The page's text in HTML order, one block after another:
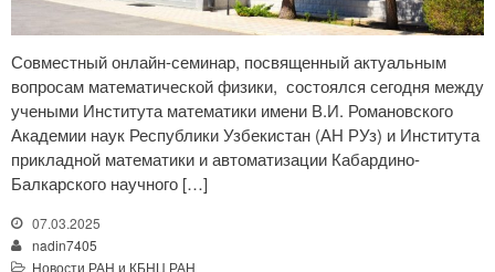
Совместный онлайн-семинар, посвященный актуальным
вопросам математической физики, состоялся сегодня между
учеными Института математики имени В.И. Романовского
Академии наук Республики Узбекистан (АН РУз) и Института
прикладной математики и автоматизации Кабардино-
Балкарского научного […]
07.03.2025
nadin7405
Новости РАН и КБНЦ РАН